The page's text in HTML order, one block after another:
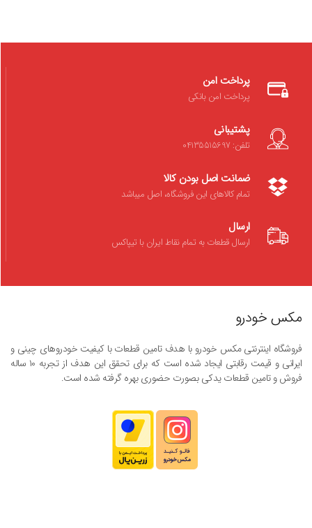
پرداخت امن
پرداخت امن بانکی
پشتیبانی
تلفن: 04135515697
ضمانت اصل بودن کالا
تمام کالاهای این فروشگاه، اصل میباشد
ارسال
ارسال قطعات به تمام نقاط ایران با تیپاکس
مکس خودرو
فروشگاه اینترنتی مکس خودرو با هدف تامین قطعات با کیفیت خودروهای چینی و
ایرانی و قیمت رقابتی ایجاد شده است که برای تحقق این هدف از تجربه ۱۰ ساله
فروش و تامین قطعات یدکی بصورت حضوری بهره گرفته شده است.